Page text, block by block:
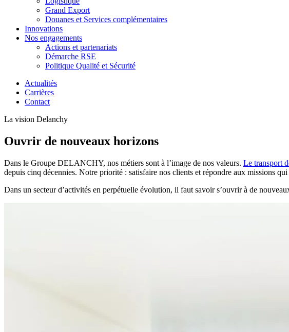
Grand Export
Douanes et Services complémentaires
Innovations
Nos engagements
Actions et partenariats
Démarche RSE
Politique Qualité et Sécurité
Actualités
Carrières
Contact
La vision Delanchy
Ouvrir de nouveaux horizons
Dans le Groupe DELANCHY, nos métiers sont à l’image de nos valeurs. Le transport
depuis cinq décennies. Notre priorité : satisfaire nos clients et répondre aux missions
Dans un secteur d’activités en perpétuelle évolution, il faut savoir s’ouvrir à de